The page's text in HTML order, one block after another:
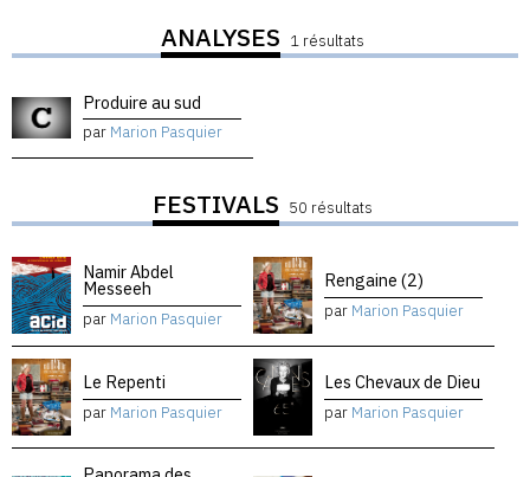
ANALYSES 1 résultats
Produire au sud
par Marion Pasquier
FESTIVALS 50 résultats
Namir Abdel
Messeeh
par Marion Pasquier
Rengaine (2)
par Marion Pasquier
Le Repenti
par Marion Pasquier
Les Chevaux de Dieu
par Marion Pasquier